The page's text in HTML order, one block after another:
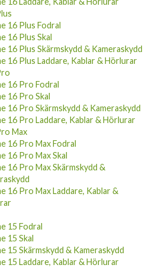
16 Plus Fodral
16 Plus Skal
16 Plus Skärmskydd & Kameraskydd
16 Plus Laddare, Kablar & Hörlurar
16 Pro Fodral
16 Pro Skal
16 Pro Skärmskydd & Kameraskydd
16 Pro Laddare, Kablar & Hörlurar
Max
16 Pro Max Fodral
16 Pro Max Skal
16 Pro Max Skärmskydd &
16 Pro Max Laddare, Kablar &
15 Fodral
15 Skal
15 Skärmskydd & Kameraskydd
15 Laddare, Kablar & Hörlurar